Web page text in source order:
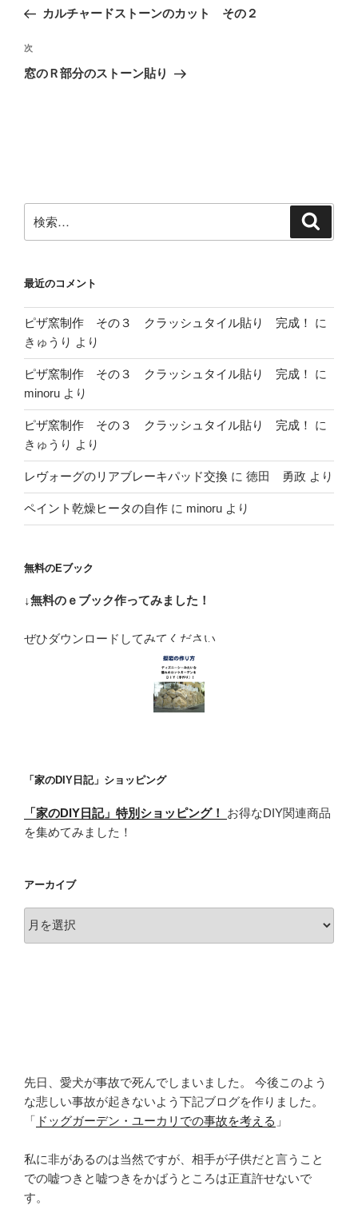
ナ
ビ
ゲ
の
稿
カルチャードストーンのカット その２
次
の
次
窓のＲ部分のストーン貼り
索:
最近のコメント
ピザ窯制作 その３ クラッシュタイル貼り 完成！
に
きゅうり より
ピザ窯制作 その３ クラッシュタイル貼り 完成！
に
minoru より
ピザ窯制作 その３ クラッシュタイル貼り 完成！
に
きゅうり より
レヴォーグのリアブレーキパッド交換 に 徳田 勇政 より
ペイント乾燥ヒータの自作 に minoru より
無料のEブック
↓無料のｅブック作ってみました！
ぜひダウンロードしてみてください
「家のDIY日記」ショッピング
「家のDIY日記」特別ショッピング！ お得なDIY関連商品
を集めてみました！
アーカイブ
ア
先日、愛犬が事故で死んでしまいました。 今後このよう
な悲しい事故が起きないよう下記ブログを作りました。
「 ドッグガーデン・ユーカリでの事故を考える 」
私に非があるのは当然ですが、相手が子供だと言うこと
での嘘つきと嘘つきをかばうところは正直許せないで
す。